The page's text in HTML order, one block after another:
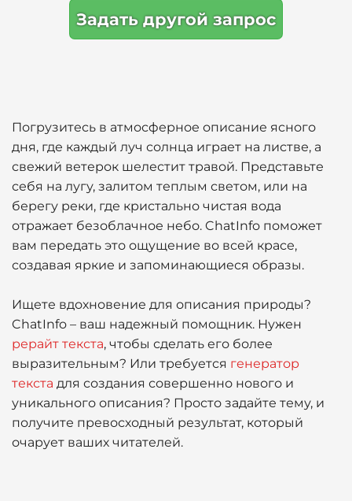
Задать другой запрос
Погрузитесь в атмосферное описание ясного
дня, где каждый луч солнца играет на листве, а
свежий ветерок шелестит травой. Представьте
себя на лугу, залитом теплым светом, или на
берегу реки, где кристально чистая вода
отражает безоблачное небо. ChatInfo поможет
вам передать это ощущение во всей красе,
создавая яркие и запоминающиеся образы.
Ищете вдохновение для описания природы?
ChatInfo – ваш надежный помощник. Нужен
рерайт текста, чтобы сделать его более
выразительным? Или требуется генератор
текста для создания совершенно нового и
уникального описания? Просто задайте тему, и
получите превосходный результат, который
очарует ваших читателей.